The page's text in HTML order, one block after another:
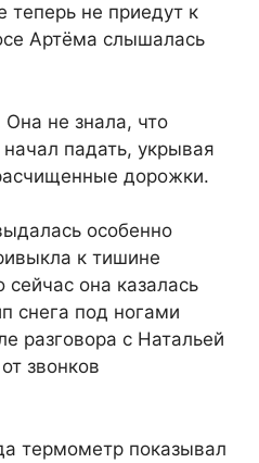
не приедут к
Артёма слышалась
не знала, что
падать, укрывая
дорожки.
особенно
к тишине
она казалась
снега под ногами
разговора с Натальей
звонков
термометр показывал